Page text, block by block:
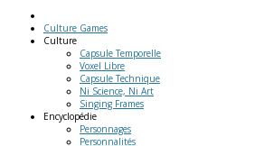
Culture Games
Culture
Capsule Temporelle
Voxel Libre
Capsule Technique
Ni Science, Ni Art
Singing Frames
Encyclopédie
Personnages
Personnalités